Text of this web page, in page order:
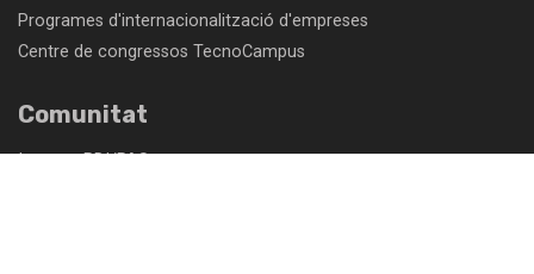
Programes d'internacionalització d'empreses
Centre de congressos TecnoCampus
Comunitat
Intranet PDI/PAS